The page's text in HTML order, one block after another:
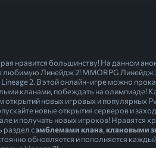
нравится большинству! На данном
любимую Линейдж 2! MMORPG Линейдж
Lineage 2. В этой онлайн-игре можно
кланами, побеждать на олимпиаде!
открытий новых игровых и популярных
новые открытия серверов и
и получать новых игроков! Нравятся
раздел сэмблемами клана,клановыми
обновляется и пополняется